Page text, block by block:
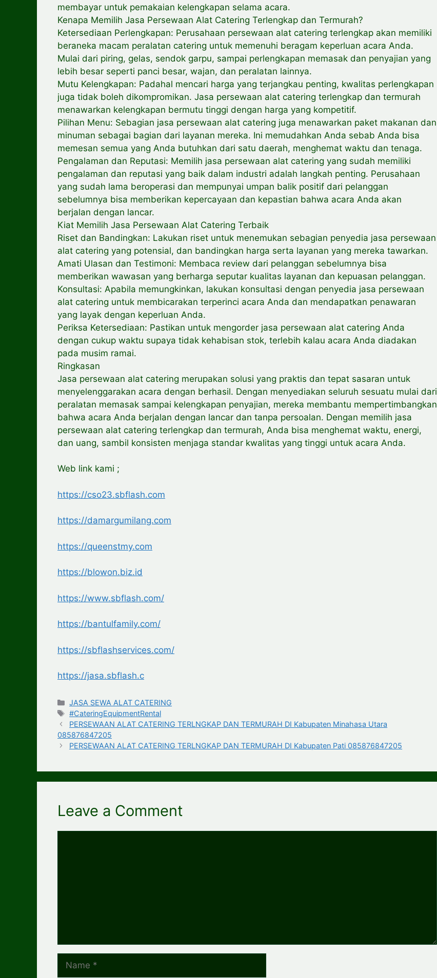
membayar untuk pemakaian kelengkapan selama acara.
Kenapa Memilih Jasa Persewaan Alat Catering Terlengkap dan Termurah?
Ketersediaan Perlengkapan: Perusahaan persewaan alat catering terlengkap akan memiliki
beraneka macam peralatan catering untuk memenuhi beragam keperluan acara Anda.
Mulai dari piring, gelas, sendok garpu, sampai perlengkapan memasak dan penyajian yang
lebih besar seperti panci besar, wajan, dan peralatan lainnya.
Mutu Kelengkapan: Padahal mencari harga yang terjangkau penting, kwalitas perlengkapan
juga tidak boleh dikompromikan. Jasa persewaan alat catering terlengkap dan termurah
menawarkan kelengkapan bermutu tinggi dengan harga yang kompetitif.
Pilihan Menu: Sebagian jasa persewaan alat catering juga menawarkan paket makanan dan
minuman sebagai bagian dari layanan mereka. Ini memudahkan Anda sebab Anda bisa
memesan semua yang Anda butuhkan dari satu daerah, menghemat waktu dan tenaga.
Pengalaman dan Reputasi: Memilih jasa persewaan alat catering yang sudah memiliki
pengalaman dan reputasi yang baik dalam industri adalah langkah penting. Perusahaan
yang sudah lama beroperasi dan mempunyai umpan balik positif dari pelanggan
sebelumnya bisa memberikan kepercayaan dan kepastian bahwa acara Anda akan
berjalan dengan lancar.
Kiat Memilih Jasa Persewaan Alat Catering Terbaik
Riset dan Bandingkan: Lakukan riset untuk menemukan sebagian penyedia jasa persewaan
alat catering yang potensial, dan bandingkan harga serta layanan yang mereka tawarkan.
Amati Ulasan dan Testimoni: Membaca review dari pelanggan sebelumnya bisa
memberikan wawasan yang berharga seputar kualitas layanan dan kepuasan pelanggan.
Konsultasi: Apabila memungkinkan, lakukan konsultasi dengan penyedia jasa persewaan
alat catering untuk membicarakan terperinci acara Anda dan mendapatkan penawaran
yang layak dengan keperluan Anda.
Periksa Ketersediaan: Pastikan untuk mengorder jasa persewaan alat catering Anda
dengan cukup waktu supaya tidak kehabisan stok, terlebih kalau acara Anda diadakan
pada musim ramai.
Ringkasan
Jasa persewaan alat catering merupakan solusi yang praktis dan tepat sasaran untuk
menyelenggarakan acara dengan berhasil. Dengan menyediakan seluruh sesuatu mulai dari
peralatan memasak sampai kelengkapan penyajian, mereka membantu mempertimbangkan
bahwa acara Anda berjalan dengan lancar dan tanpa persoalan. Dengan memilih jasa
persewaan alat catering terlengkap dan termurah, Anda bisa menghemat waktu, energi,
dan uang, sambil konsisten menjaga standar kwalitas yang tinggi untuk acara Anda.
Web link kami ;
https://cso23.sbflash.com
https://damargumilang.com
https://queenstmy.com
https://blowon.biz.id
https://www.sbflash.com/
https://bantulfamily.com/
https://sbflashservices.com/
https://jasa.sbflash.c
Categories
JASA SEWA ALAT CATERING
Tags
#CateringEquipmentRental
PERSEWAAN ALAT CATERING TERLNGKAP DAN TERMURAH DI Kabupaten Minahasa Utara
085876847205
PERSEWAAN ALAT CATERING TERLNGKAP DAN TERMURAH DI Kabupaten Pati 085876847205
Leave a Comment
Name